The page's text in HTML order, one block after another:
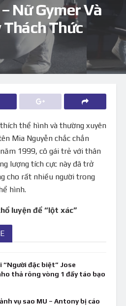
Nữ Gymer Và
Thức
thể hình và thường xuyên
Mia Nguyễn chắc chắn
1999, cô gái trẻ với thân
lượng tích cực này đã trở
cho rất nhiều người trong
hình.
luyện để “lột xác”
“Người đặc biệt” Jose
thả rông vòng 1 đầy táo bạo
vụ sao MU – Antony bị cáo